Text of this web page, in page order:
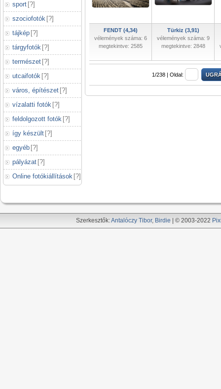
sport [?]
szociofotók [?]
tájkép [?]
tárgyfotók [?]
természet [?]
utcaifotók [?]
város, építészet [?]
vízalatti fotók [?]
feldolgozott fotók [?]
így készült [?]
egyéb [?]
pályázat [?]
Online fotókiállítások [?]
FENDT (4,34)
vélemények száma: 6
megtekintve: 2585
Türkiz (3,91)
vélemények száma: 9
megtekintve: 2848
1/238 | Oldal:
Szerkesztők:Antalóczy Tibor, Birdie | © 2003-2022